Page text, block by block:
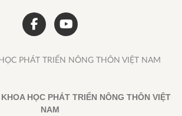
PHÁT TRIỂN NÔNG THÔN VIỆT NAM
HỌC PHÁT TRIỂN NÔNG THÔN VIỆT
NAM